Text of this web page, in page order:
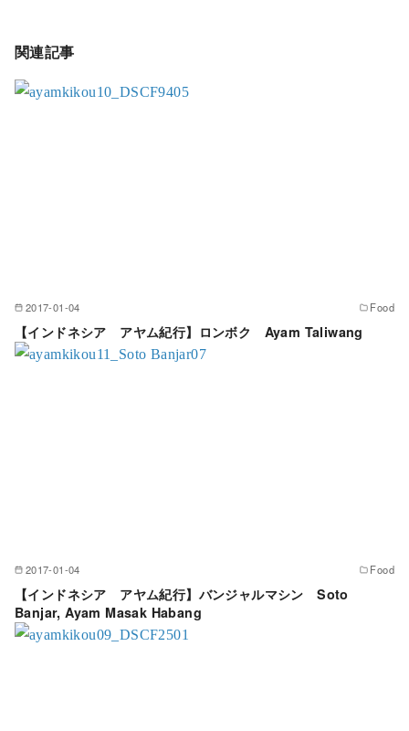
関連記事
2017-01-04 Food
【インドネシア アヤム紀行】ロンボク Ayam Taliwang
2017-01-04 Food
【インドネシア アヤム紀行】バンジャルマシン Soto
Banjar, Ayam Masak Habang